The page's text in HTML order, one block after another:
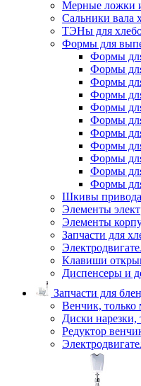
Мерные ложки
Сальники вала
ТЭНы для
Формы для
Формы
Формы
Формы
Формы
Формы
Формы
Формы
Формы
Формы
Формы
Формы
Шкивы привода
Элементы
Элементы
Запчасти для
Клавиши
Диспенсеры и
Запчасти для
Венчик, только
Диски нарезки,
Редуктор